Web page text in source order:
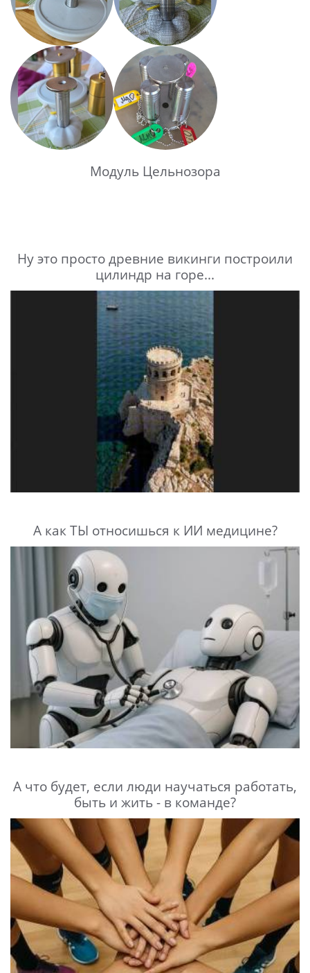
Модуль Цельнозора
Ну это просто древние викинги построили
цилиндр на горе...
А как ТЫ относишься к ИИ медицине?
А что будет, если люди научаться работать,
быть и жить - в команде?